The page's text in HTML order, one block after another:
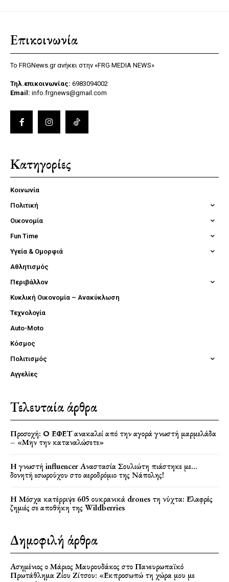
Επικοινωνία
Το FRGNews.gr ανήκει στην «FRG MEDIA NEWS»
Τηλ.επικοινωνίας: 6983094002
Email: info.frgnews@gmail.com
Κατηγορίες
Κοινωνία
Πολιτική
Οικονομία
Fun Time
Υγεία & Ομορφιά
Αθλητισμός
Περιβάλλον
Κυκλική Οικονομία – Ανακύκλωση
Τεχνολογία
Auto-Moto
Κόσμος
Πολιτισμός
Αγγελίες
Τελευταία άρθρα
Προσοχή: Ο ΕΦΕΤ ανακαλεί από την αγορά γνωστή μαρμελάδα
– «Μην την καταναλώσετε»
Η γνωστή influencer Αναστασία Σουλιώτη πιάστηκε με…
δονητή εσωρούχου στο αεροδρόμιο της Νάπολης!
Η Μόσχα κατέρριψε 605 ουκρανικά drones τη νύχτα: Ελαφρές
ζημιές σε αποθήκη της Wildberries
Δημοφιλή άρθρα
Ασημένιος ο Μάριος Μαυρουδάκος στο Πανευρωπαϊκό
Πρωτάθλημα Ζίου Ζίτσου: «Εκπροσωπώ τη χώρα μου με